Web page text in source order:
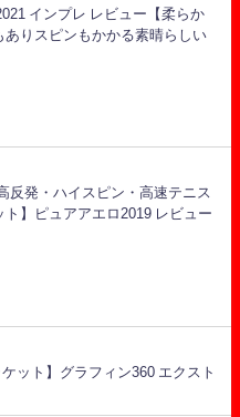
インプレ レビュー【柔らか
ありスピンもかかる素晴らしい
反発・ハイスピン・高速テニス
ト】ピュアアエロ2019 レビュー
ット】グラフィン360 エクスト